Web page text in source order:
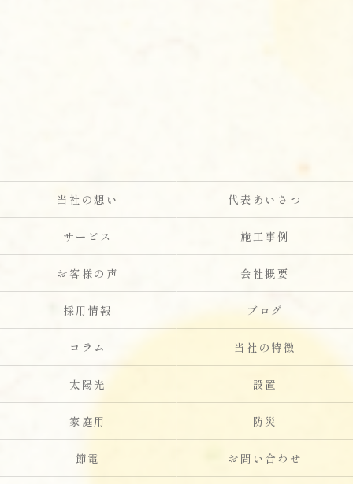
当社の想い 代表あいさつ
サービス 施工事例
お客様の声 会社概要
採用情報 ブログ
コラム 当社の特徴
太陽光 設置
家庭用 防災
節電 お問い合わせ